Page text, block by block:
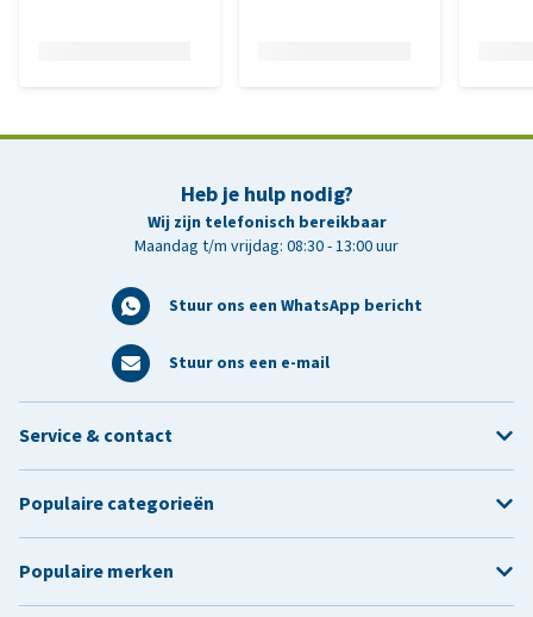
Heb je hulp nodig?
Wij zijn telefonisch bereikbaar
Maandag t/m vrijdag: 08:30 - 13:00 uur
Stuur ons een WhatsApp bericht
Stuur ons een e-mail
Service & contact
Populaire categorieën
Populaire merken